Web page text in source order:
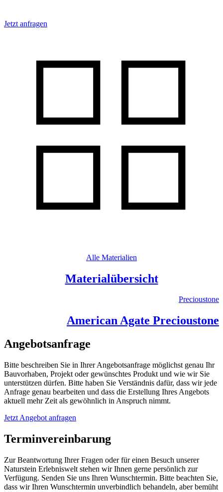
Jetzt anfragen
Alle Materialien
Materialübersicht
Precioustone
American Agate Precioustone
Angebotsanfrage
Bitte beschreiben Sie in Ihrer Angebotsanfrage möglichst genau Ihr
Bauvorhaben, Projekt oder gewünschtes Produkt und wie wir Sie
unterstützen dürfen. Bitte haben Sie Verständnis dafür, dass wir jede
Anfrage genau bearbeiten und dass die Erstellung Ihres Angebots
aktuell mehr Zeit als gewöhnlich in Anspruch nimmt.
Jetzt Angebot anfragen
Terminvereinbarung
Zur Beantwortung Ihrer Fragen oder für einen Besuch unserer
Naturstein Erlebniswelt stehen wir Ihnen gerne persönlich zur
Verfügung. Senden Sie uns Ihren Wunschtermin. Bitte beachten Sie,
dass wir Ihren Wunschtermin unverbindlich behandeln, aber bemüht